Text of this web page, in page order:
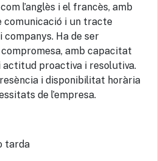
l’anglès i el francès, amb
comunicació i un tracte
Ha de ser
amb capacitat
proactiva i resolutiva.
i disponibilitat horària
de l’empresa.
tarda